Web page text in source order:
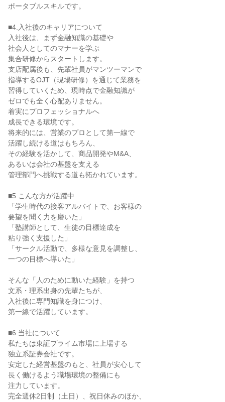
ポータブルスキルです。
■4.入社後のキャリアについて
入社後は、まず金融知識の基礎や
社会人としてのマナーを学ぶ
集合研修からスタートします。
支店配属後も、先輩社員がマンツーマンで
指導するOJT（現場研修）を通じて業務を
習得していくため、現時点で金融知識が
ゼロでも全く心配ありません。
着実にプロフェッショナルへ
成長できる環境です。
将来的には、営業のプロとして第一線で
活躍し続ける道はもちろん、
その経験を活かして、商品開発やM&A、
あるいは会社の基盤を支える
管理部門へ挑戦する道も拓かれています。
■5.こんな方が活躍中
「学生時代の接客アルバイトで、お客様の
要望を聞く力を磨いた」
「塾講師として、生徒の目標達成を
粘り強く支援した」
「サークル活動で、多様な意見を調整し、
一つの目標へ導いた」
そんな「人のために動いた経験」を持つ
文系・理系出身の先輩たちが、
入社後に専門知識を身につけ、
第一線で活躍しています。
■6.当社について
私たちは東証プライム市場に上場する
独立系証券会社です。
安定した経営基盤のもと、社員が安心して
長く働けるよう職場環境の整備にも
注力しています。
完全週休2日制（土日）、祝日休みのほか、